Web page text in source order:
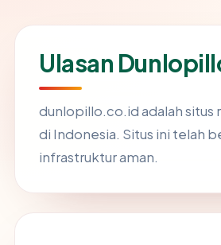
Ulasan
dunlopillo.co.id adalah situs
di Indonesia. Situs ini telah
infrastruktur aman.